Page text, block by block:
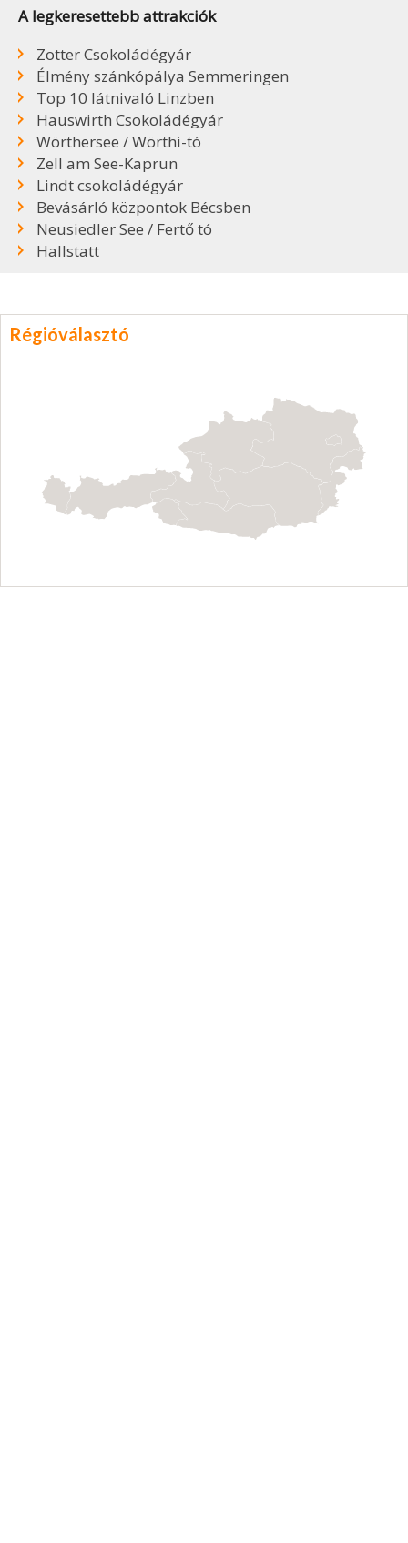
A legkeresettebb attrakciók
Zotter Csokoládégyár
Élmény szánkópálya Semmeringen
Top 10 látnivaló Linzben
Hauswirth Csokoládégyár
Wörthersee / Wörthi-tó
Zell am See-Kaprun
Lindt csokoládégyár
Bevásárló központok Bécsben
Neusiedler See / Fertő tó
Hallstatt
Régióválasztó